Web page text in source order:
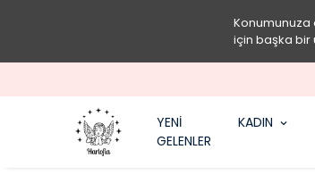
Konumunuza
için başka bir
YENİ
GELENLER
KADIN